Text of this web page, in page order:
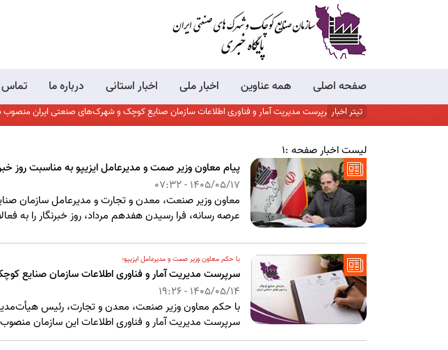
صفحه اصلی همه عناوین اخبار ملی اخبار استانی درباره ما تماس
تيتر اخبار
سرپرست مدیریت آمار و فناوری اطلاعات سازمان صنایع کوچک و شهرک‌های صنعتی ایران منصوب شد
لیست اخبار صفحه :1
پیام معاون وزیر صمت و مدیرعامل ایزیپو به مناسبت روز
1405/05/17 - 07:32
معاون وزیر صنعت، معدن و تجارت و مدیرعامل سازمان
عرصه رسانه، فرا رسیدن هفدهم مرداد، روز خبرنگار را به
با حکم معاون وزیر صمت و مدیرعامل ایزیپو؛
سرپرست مدیریت آمار و فناوری اطلاعات سازمان صنایع
1405/05/14 - 19:26
با حکم معاون وزیر صنعت، معدن و تجارت، رئیس
سرپرست مدیریت آمار و فناوری اطلاعات این سازمان